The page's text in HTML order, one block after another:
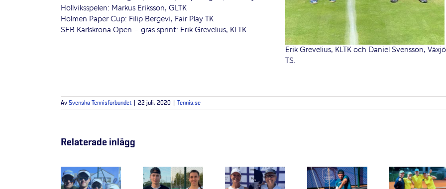
Erik Grevelius, KLTK och Daniel Svensson, Växjö
TS.
Höllviksspelen: Markus Eriksson, GLTK
Holmen Paper Cup: Filip Bergevi, Fair Play TK
SEB Karlskrona Open – gräs sprint: Erik Grevelius, KLTK
Av Svenska Tennisförbundet 22 juli, 2020 Tennis.se
Relaterade inlägg